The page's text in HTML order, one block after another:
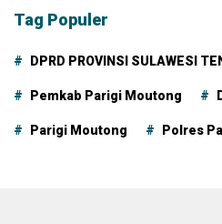
Tag Populer
DPRD PROVINSI SULAWESI
Pemkab Parigi Moutong
Parigi Moutong Polres